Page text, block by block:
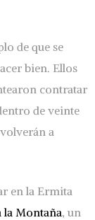
de que se
bien. Ellos
contratar
de veinte
a
en la Ermita
la Montaña, un